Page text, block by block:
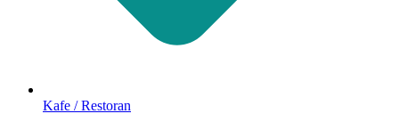
Kafe / Restoran